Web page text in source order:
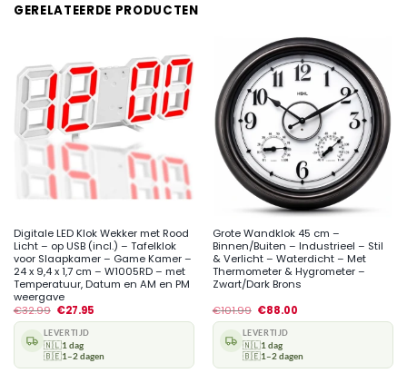
GERELATEERDE PRODUCTEN
Digitale LED Klok Wekker met Rood
Licht – op USB (incl.) – Tafelklok
voor Slaapkamer – Game Kamer –
24 x 9,4 x 1,7 cm – W1005RD – met
Temperatuur, Datum en AM en PM
weergave
€32.99 €27.95
LEVERTIJD
🇳🇱1 dag
🇧🇪1–2 dagen
Grote Wandklok 45 cm –
Binnen/Buiten – Industrieel – Stil
& Verlicht – Waterdicht – Met
Thermometer & Hygrometer –
Zwart/Dark Brons
€101.99 €88.00
LEVERTIJD
🇳🇱1 dag
🇧🇪1–2 dagen